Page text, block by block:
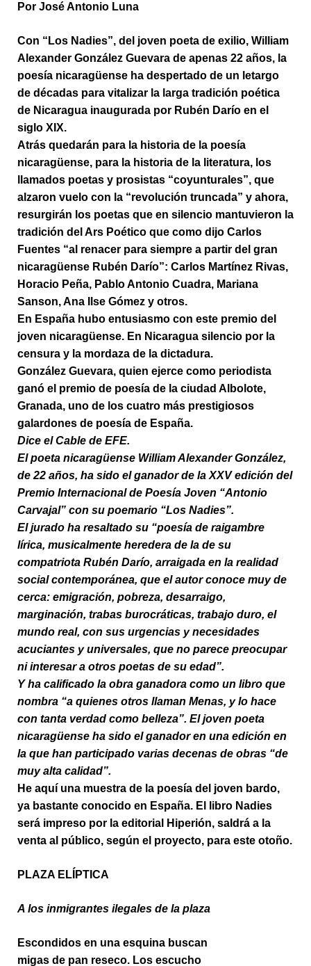
Por José Antonio Luna
Con “Los Nadies”, del joven poeta de exilio, William
Alexander González Guevara de apenas 22 años, la
poesía nicaragüense ha despertado de un letargo
de décadas para vitalizar la larga tradición poética
de Nicaragua inaugurada por Rubén Darío en el
siglo XIX.
Atrás quedarán para la historia de la poesía
nicaragüense, para la historia de la literatura, los
llamados poetas y prosistas “coyunturales”, que
alzaron vuelo con la “revolución truncada” y ahora,
resurgirán los poetas que en silencio mantuvieron la
tradición del Ars Poético que como dijo Carlos
Fuentes “al renacer para siempre a partir del gran
nicaragüense Rubén Darío”: Carlos Martínez Rivas,
Horacio Peña, Pablo Antonio Cuadra, Mariana
Sanson, Ana Ilse Gómez y otros.
En España hubo entusiasmo con este premio del
joven nicaragüense. En Nicaragua silencio por la
censura y la mordaza de la dictadura.
González Guevara, quien ejerce como periodista
ganó el premio de poesía de la ciudad Albolote,
Granada, uno de los cuatro más prestigiosos
galardones de poesía de España.
Dice el Cable de EFE.
El poeta nicaragüense William Alexander González,
de 22 años, ha sido el ganador de la XXV edición del
Premio Internacional de Poesía Joven “Antonio
Carvajal” con su poemario “Los Nadies”.
El jurado ha resaltado su “poesía de raigambre
lírica, musicalmente heredera de la de su
compatriota Rubén Darío, arraigada en la realidad
social contemporánea, que el autor conoce muy de
cerca: emigración, pobreza, desarraigo,
marginación, trabas burocráticas, trabajo duro, el
mundo real, con sus urgencias y necesidades
acuciantes y universales, que no parece preocupar
ni interesar a otros poetas de su edad”.
Y ha calificado la obra ganadora como un libro que
nombra “a quienes otros llaman Menas, y lo hace
con tanta verdad como belleza”. El joven poeta
nicaragüense ha sido el ganador en una edición en
la que han participado varias decenas de obras “de
muy alta calidad”.
He aquí una muestra de la poesía del joven bardo,
ya bastante conocido en España. El libro Nadies
será impreso por la editorial Hiperión, saldrá a la
venta al público, según el proyecto, para este otoño.
PLAZA ELÍPTICA
A los inmigrantes ilegales de la plaza
Escondidos en una esquina buscan
migas de pan reseco. Los escucho